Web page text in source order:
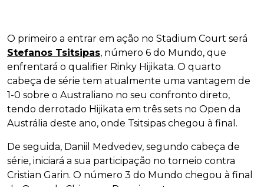
O primeiro a entrar em ação no Stadium Court será
Stefanos Tsitsipas, número 6 do Mundo, que
enfrentará o qualifier Rinky Hijikata. O quarto
cabeça de série tem atualmente uma vantagem de
1-0 sobre o Australiano no seu confronto direto,
tendo derrotado Hijikata em três sets no Open da
Austrália deste ano, onde Tsitsipas chegou à final.
De seguida, Daniil Medvedev, segundo cabeça de
série, iniciará a sua participação no torneio contra
Cristian Garin. O número 3 do Mundo chegou à final